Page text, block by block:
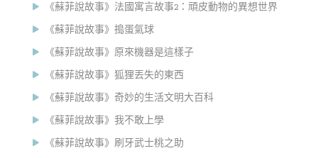
《蘇菲說故事》法國寓言故事2：頑皮動物的異想世界
《蘇菲說故事》搗蛋氣球
《蘇菲說故事》原來機器是這樣子
《蘇菲說故事》狐狸丟失的東西
《蘇菲說故事》奇妙的生活文明大百科
《蘇菲說故事》我不敢上學
《蘇菲說故事》刷牙武士桃之助